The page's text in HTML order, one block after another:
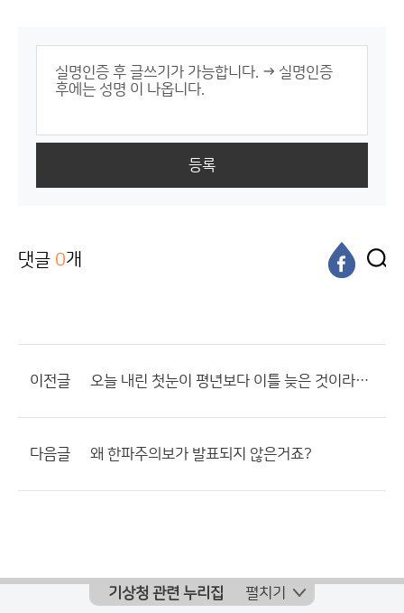
등록
댓글 0개
이전글 오늘 내린 첫눈이 평년보다 이틀 늦은 것이라네요.
다음글 왜 한파주의보가 발표되지 않은거죠?
기상청 관련 누리집 펼치기